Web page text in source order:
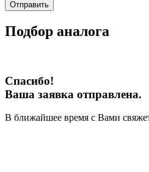
Отправить
Подбор аналога
Спасибо!
Ваша заявка отправлена.
В ближайшее время с Вами